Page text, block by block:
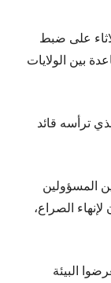
على ضبط
بين الولايات
ترأسه قائد
المسؤولين
الصراع،
البيئة